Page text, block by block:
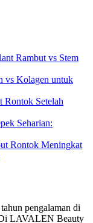
Rambut vs Stem
vs Kolagen untuk
Rontok Setelah
Seharian:
Rontok Meningkat
pengalaman di
LAVALEN Beauty